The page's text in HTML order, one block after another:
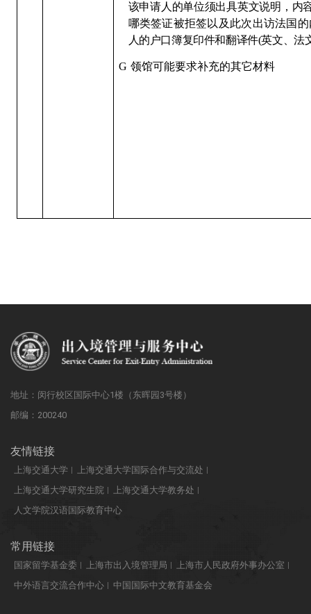
该申请人的单位须出具英文说明，内
哪类签证被拒签以及此次出访法国
人的户口簿复印件和翻译件(英文、法
G 领馆可能要求补充的其它材料
地址：闵行校区国际中心1楼（东晖园3号楼）
邮编：200240
友情链接
上海交通大学
上海交通大学国际合作与交流处
上海交通大学研究生院
上海交通大学教务处
人文学院汉语国际教育中心
常用链接
国家留学基金委 上海市出入境管理局
上海市人民政府外事办公室
中外语言交流合作中心
中国国际中文教育基金会